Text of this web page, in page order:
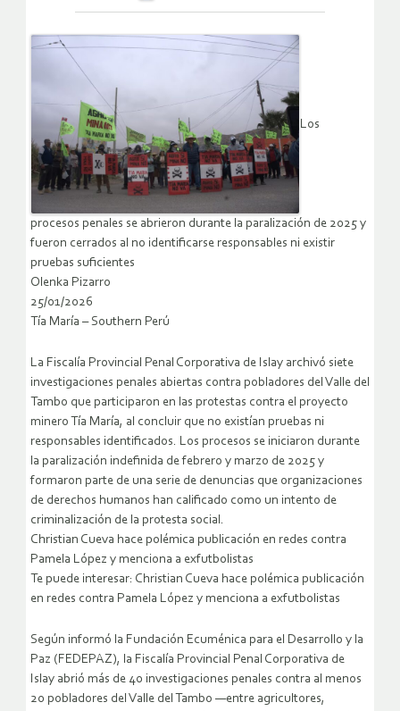
Los
procesos penales se abrieron durante la paralización de 2025 y
fueron cerrados al no identificarse responsables ni existir
pruebas suficientes
Olenka Pizarro
25/01/2026
Tía María – Southern Perú
La Fiscalía Provincial Penal Corporativa de Islay archivó siete
investigaciones penales abiertas contra pobladores del Valle del
Tambo que participaron en las protestas contra el proyecto
minero Tía María, al concluir que no existían pruebas ni
responsables identificados. Los procesos se iniciaron durante
la paralización indefinida de febrero y marzo de 2025 y
formaron parte de una serie de denuncias que organizaciones
de derechos humanos han calificado como un intento de
criminalización de la protesta social.
Christian Cueva hace polémica publicación en redes contra
Pamela López y menciona a exfutbolistas
Te puede interesar: Christian Cueva hace polémica publicación
en redes contra Pamela López y menciona a exfutbolistas
Según informó la Fundación Ecuménica para el Desarrollo y la
Paz (FEDEPAZ), la Fiscalía Provincial Penal Corporativa de
Islay abrió más de 40 investigaciones penales contra al menos
20 pobladores del Valle del Tambo —entre agricultores,